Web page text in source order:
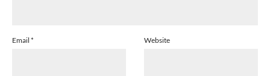
Email * Website